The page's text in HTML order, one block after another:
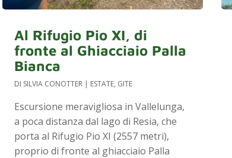
Al Rifugio Pio XI, di
fronte al Ghiacciaio Palla
Bianca
DI SILVIA CONOTTER| ESTATE, GITE
Escursione meravigliosa in Vallelunga,
a poca distanza dal lago di Resia, che
porta al Rifugio Pio XI (2557 metri),
proprio di fronte al ghiacciaio Palla